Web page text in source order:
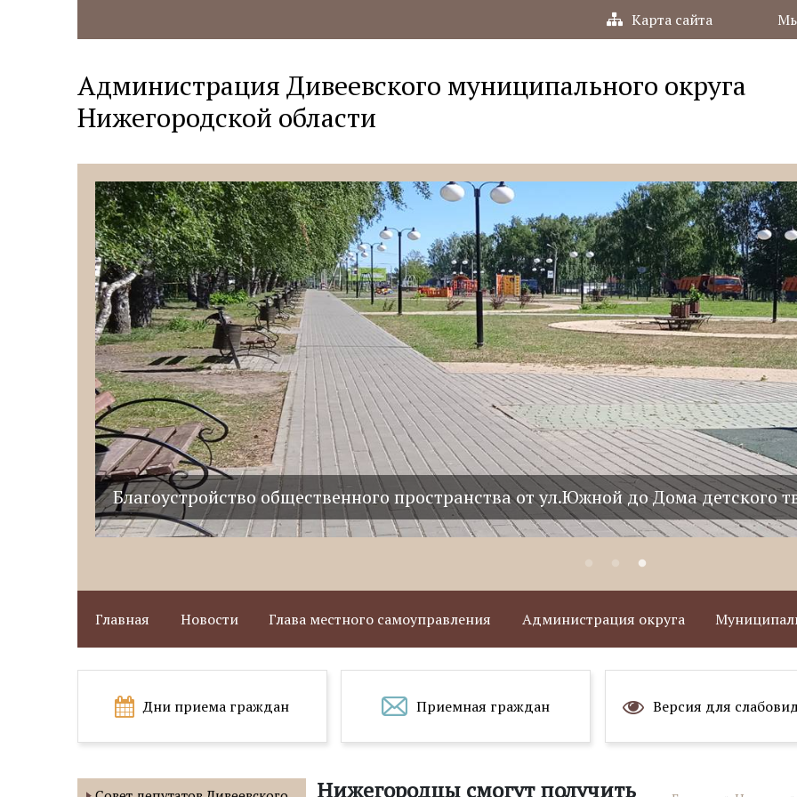
Карта сайта
Администрация Дивеевского муниципального округа
Нижегородской области
Благоустройство общественного пространства от ул.Южной до Дома детского
Главная Новости Глава местного самоуправления Администрация округа
Дни приема граждан Приемная граждан Версия для
Нижегородцы cмогут получить